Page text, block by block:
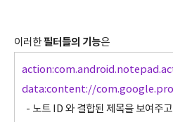
이러한필터들의 기능은
data:content://
- 노트 ID 와 결합된 제목을 보여주